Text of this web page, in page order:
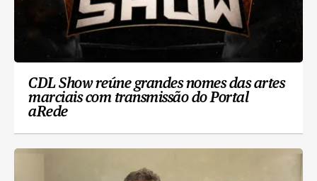
CDL Show reúne grandes nomes das artes
marciais com transmissão do Portal
aRede